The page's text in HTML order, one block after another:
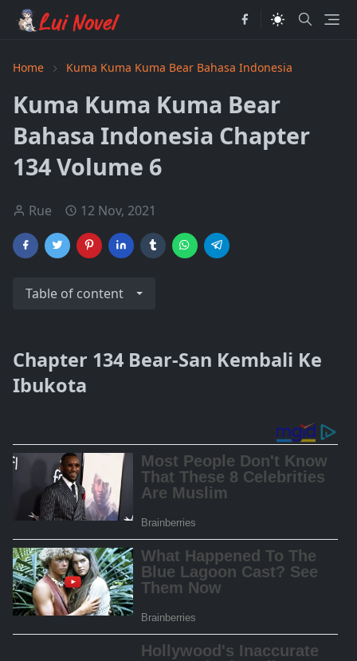
Home Kuma Kuma Kuma Bear Bahasa Indonesia
Kuma Kuma Kuma Bear
Bahasa Indonesia Chapter
134 Volume 6
Rue 12 Nov, 2021
Table of content
Chapter 134 Bear-San Kembali Ke
Ibukota